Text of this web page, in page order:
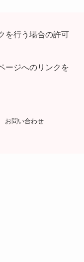
を行う場合の許可
ージへのリンクを
お問い合わせ